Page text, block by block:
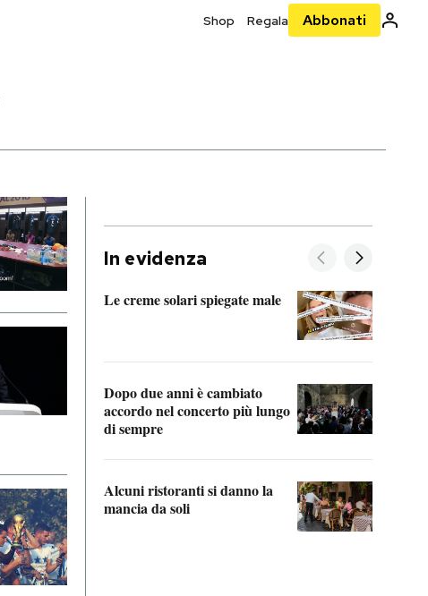
Shop Regala Abbonati
In evidenza
Le creme solari spiegate male
Dopo due anni è cambiato
accordo nel concerto più lungo
di sempre
Alcuni ristoranti si danno la
mancia da soli